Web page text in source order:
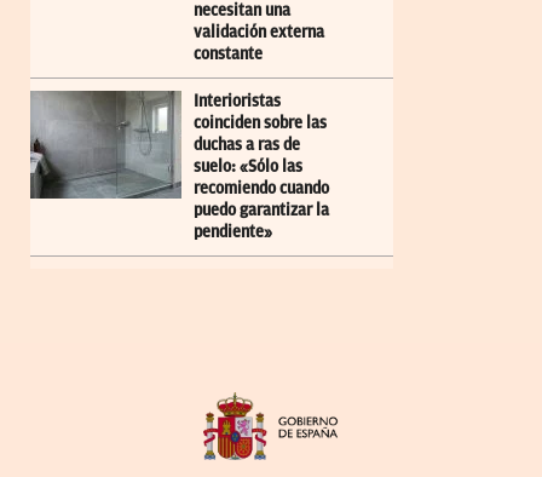
necesitan una
validación externa
constante
Interioristas
coinciden sobre las
duchas a ras de
suelo: «Sólo las
recomiendo cuando
puedo garantizar la
pendiente»